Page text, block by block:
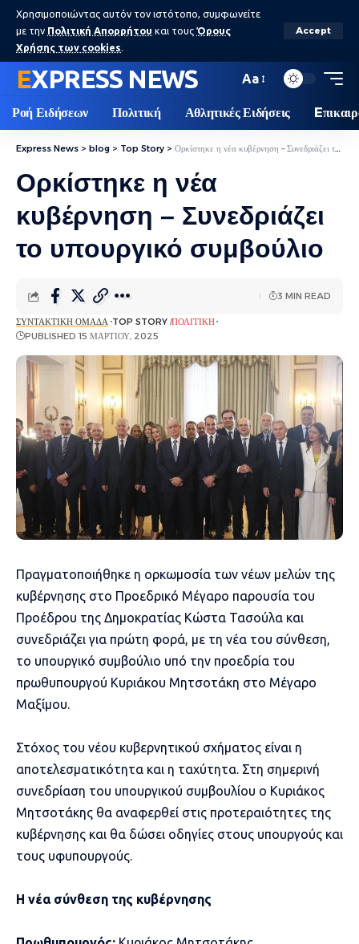
Χρησιμοποιώντας αυτόν τον ιστότοπο, συμφωνείτε
με την Πολιτική Απορρήτου και τους Όρους
Χρήσης των cookies.
Accept
EXPRESS NEWS Aa
Ροή Ειδήσεων Πολιτική Αθλητικές Ειδήσεις
Express News > blog > Top Story > Ορκίστηκε η νέα κυβέρνηση – Συνεδριάζει το υπουργικό συμβούλιο
Ορκίστηκε η νέα
κυβέρνηση – Συνεδριάζει
το υπουργικό συμβούλιο
ΣΥΝΤΑΚΤΙΚΉ ΟΜΆΔΑ TOP STORY ΠΟΛΙΤΙΚΉ
PUBLISHED 15 ΜΑΡΤΊΟΥ, 2025
3 MIN READ
Πραγματοποιήθηκε η ορκωμοσία των νέων μελών της
κυβέρνησης στο Προεδρικό Μέγαρο παρουσία του
Προέδρου της Δημοκρατίας Κώστα Τασούλα και
συνεδριάζει για πρώτη φορά, με τη νέα του σύνθεση,
το υπουργικό συμβούλιο υπό την προεδρία του
πρωθυπουργού Κυριάκου Μητσοτάκη στο Μέγαρο
Μαξίμου.
Στόχος του νέου κυβερνητικού σχήματος είναι η
αποτελεσματικότητα και η ταχύτητα. Στη σημερινή
συνεδρίαση του υπουργικού συμβουλίου ο Κυριάκος
Μητσοτάκης θα αναφερθεί στις προτεραιότητες της
κυβέρνησης και θα δώσει οδηγίες στους υπουργούς και
τους υφυπουργούς.
Η νέα σύνθεση της κυβέρνησης